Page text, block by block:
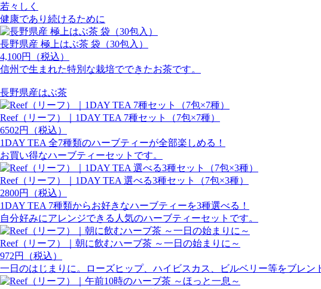
若々しく
健康であり続けるために
長野県産 極上はぶ茶 袋（30包入）
4,100円（税込）
信州で生まれた特別な栽培でできたお茶です。
長野県産はぶ茶
Reef（リーフ）｜1DAY TEA 7種セット（7包×7種）
6502円（税込）
1DAY TEA 全7種類のハーブティーが全部楽しめる！
お買い得なハーブティーセットです。
Reef（リーフ）｜1DAY TEA 選べる3種セット（7包×3種）
2800円（税込）
1DAY TEA 7種類からお好きなハーブティーを3種選べる！
自分好みにアレンジできる人気のハーブティーセットです。
Reef（リーフ）｜朝に飲むハーブ茶 ～一日の始まりに～
972円（税込）
一日のはじまりに。ローズヒップ、ハイビスカス、ビルベリー等をブレン